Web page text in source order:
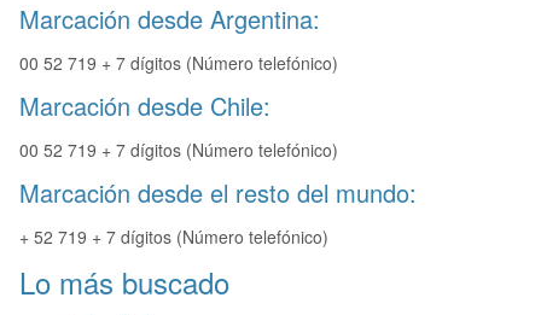
Marcación desde Argentina:
00 52 719 + 7 dígitos (Número telefónico)
Marcación desde Chile:
00 52 719 + 7 dígitos (Número telefónico)
Marcación desde el resto del mundo:
+ 52 719 + 7 dígitos (Número telefónico)
Lo más buscado